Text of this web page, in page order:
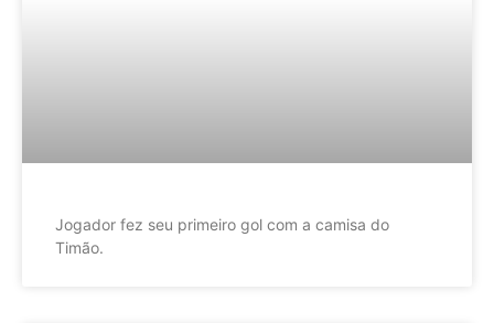
Jogador fez seu primeiro gol com a camisa do
Timão.